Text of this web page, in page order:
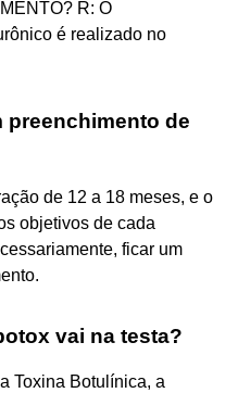
R: O
é realizado no
preenchimento de
de 12 a 18 meses, e o
objetivos de cada
ficar um
vai na testa?
Toxina Botulínica, a